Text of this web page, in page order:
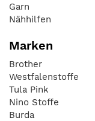
Garn
Nähhilfen
Marken
Brother
Westfalenstoffe
Tula Pink
Nino Stoffe
Burda